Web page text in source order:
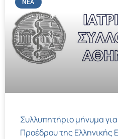
ΝΈΑ
Συλλυπητήριο μήνυμα
Προέδρου της Ελληνικής